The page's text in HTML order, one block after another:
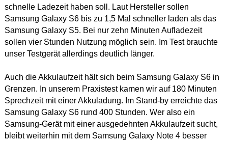
schnelle Ladezeit haben soll. Laut Hersteller sollen
Samsung Galaxy S6 bis zu 1,5 Mal schneller laden als das
Samsung Galaxy S5. Bei nur zehn Minuten Aufladezeit
sollen vier Stunden Nutzung möglich sein. Im Test brauchte
unser Testgerät allerdings deutlich länger.
Auch die Akkulaufzeit hält sich beim Samsung Galaxy S6 in
Grenzen. In unserem Praxistest kamen wir auf 180 Minuten
Sprechzeit mit einer Akkuladung. Im Stand-by erreichte das
Samsung Galaxy S6 rund 400 Stunden. Wer also ein
Samsung-Gerät mit einer ausgedehnten Akkulaufzeit sucht,
bleibt weiterhin mit dem Samsung Galaxy Note 4 besser